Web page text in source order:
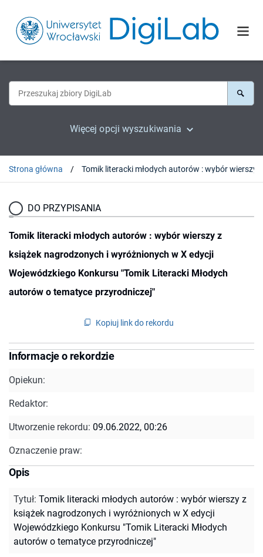
Więcej opcji wyszukiwania
Strona główna
DO PRZYPISANIA
Tomik literacki młodych autorów : wybór wierszy z
książek nagrodzonych i wyróżnionych w X edycji
Wojewódzkiego Konkursu "Tomik Literacki Młodych
autorów o tematyce przyrodniczej"
Kopiuj link do rekordu
Informacje o rekordzie
Opiekun:
Redaktor:
Utworzenie rekordu: 09.06.2022, 00:26
Oznaczenie praw:
Opis
Tytuł: Tomik literacki młodych autorów : wybór wierszy z
książek nagrodzonych i wyróżnionych w X edycji
Wojewódzkiego Konkursu "Tomik Literacki Młodych
autorów o tematyce przyrodniczej"